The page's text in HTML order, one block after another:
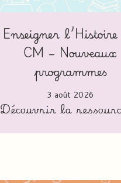
Enseigner
CM – Nouveaux
programmes
3 août 2026
Découvrir la